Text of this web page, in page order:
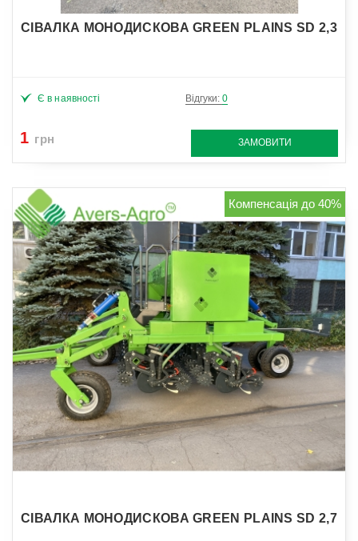
СІВАЛКА МОНОДИСКОВА GREEN PLAINS SD 2,3
Є в наявності Відгуки: 0
1 грн ЗАМОВИТИ
Компенсація до 40%
СІВАЛКА МОНОДИСКОВА GREEN PLAINS SD 2,7